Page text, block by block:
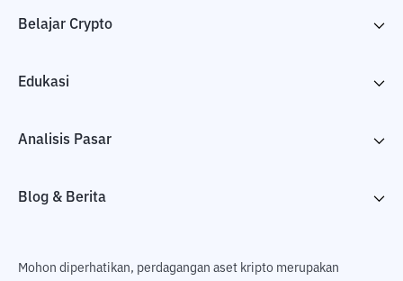
Belajar Crypto
Edukasi
Analisis Pasar
Blog & Berita
Mohon diperhatikan, perdagangan aset kripto merupakan